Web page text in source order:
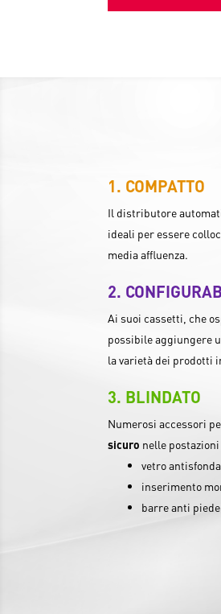
COMPATTO
Il distributore
ideali per essere
media affluenza.
Ai suoi cassetti, che
possibile aggiungere
la varietà dei prodotti
BLINDATO
Numerosi accessori
sicuro nelle
vetro
inserimento
barre anti